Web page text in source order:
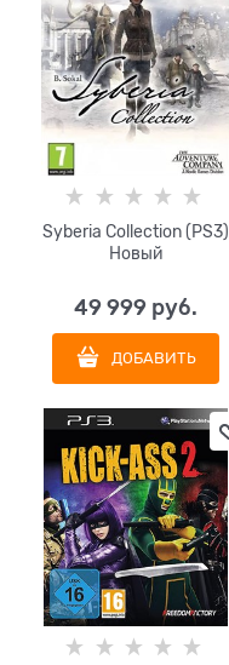
Syberia Collection (PS3)
Новый
49 999 руб.
ДОБАВИТЬ